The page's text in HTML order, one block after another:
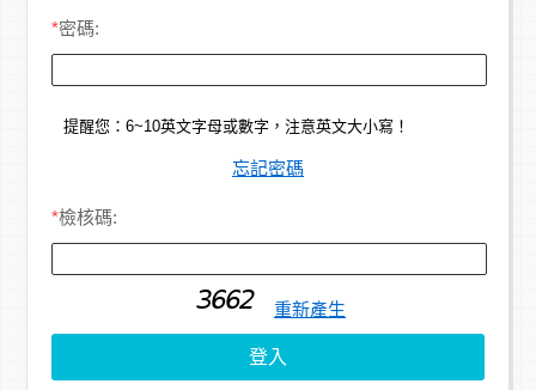
*密碼:
提醒您：6~10英文字母或數字，注意英文大小寫！
忘記密碼
*檢核碼:
重新產生